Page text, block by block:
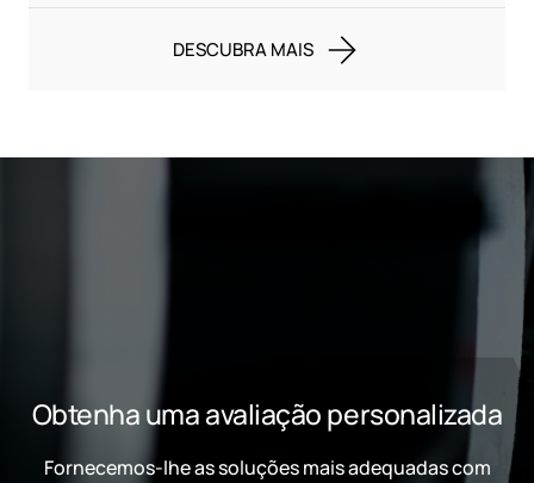
DESCUBRA MAIS
Obtenha uma avaliação personalizada
Fornecemos-lhe as soluções mais adequadas com